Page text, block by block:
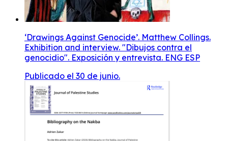
‘Drawings Against Genocide’. Matthew Collings.
Exhibition and interview. "Dibujos contra el
genocidio". Exposición y entrevista. ENG ESP
Publicado el 30 de junio.